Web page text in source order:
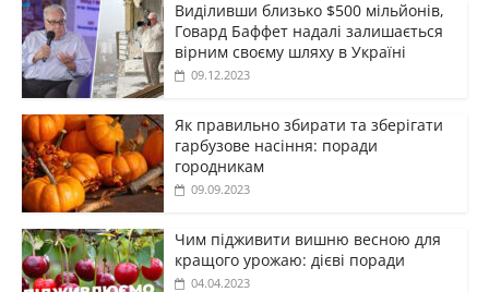
Виділивши близько $500 мільйонів,
Говард Баффет надалі залишається
вірним своєму шляху в Україні
09.12.2023
Як правильно збирати та зберігати
гарбузове насіння: поради
городникам
09.09.2023
Чим підживити вишню весною для
кращого урожаю: дієві поради
04.04.2023